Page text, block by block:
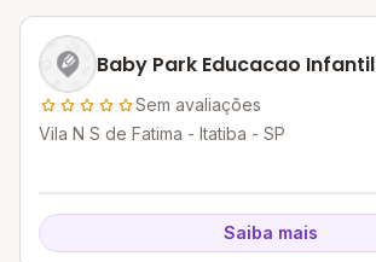
Baby Park Educacao Infantil
Sem avaliações
Vila N S de Fatima - Itatiba - SP
Saiba mais